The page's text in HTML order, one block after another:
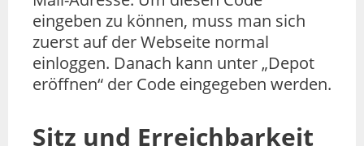
eingeben zu können, muss man sich
zuerst auf der Webseite normal
einloggen. Danach kann unter „Depot
eröffnen“ der Code eingegeben werden.
Sitz und Erreichbarkeit